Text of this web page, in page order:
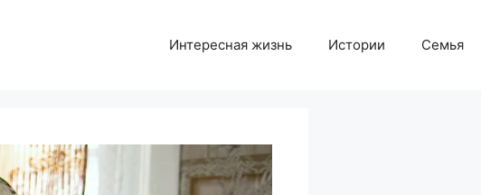
Интересная жизнь Истории Семья